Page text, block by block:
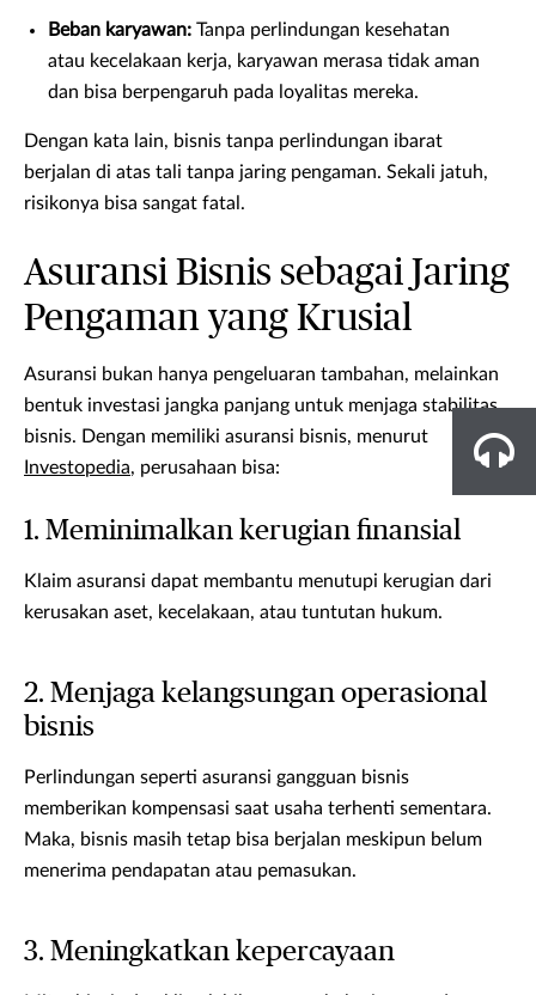
Beban karyawan: Tanpa perlindungan kesehatan
atau kecelakaan kerja, karyawan merasa tidak aman
dan bisa berpengaruh pada loyalitas mereka.
Dengan kata lain, bisnis tanpa perlindungan ibarat
berjalan di atas tali tanpa jaring pengaman. Sekali jatuh,
risikonya bisa sangat fatal.
Asuransi Bisnis sebagai Jaring
Pengaman yang Krusial
Asuransi bukan hanya pengeluaran tambahan, melainkan
bentuk investasi jangka panjang untuk menjaga stabilitas
bisnis. Dengan memiliki asuransi bisnis, menurut
Investopedia, perusahaan bisa:
1. Meminimalkan kerugian finansial
Klaim asuransi dapat membantu menutupi kerugian dari
kerusakan aset, kecelakaan, atau tuntutan hukum.
2. Menjaga kelangsungan operasional
bisnis
Perlindungan seperti asuransi gangguan bisnis
memberikan kompensasi saat usaha terhenti sementara.
Maka, bisnis masih tetap bisa berjalan meskipun belum
menerima pendapatan atau pemasukan.
3. Meningkatkan kepercayaan